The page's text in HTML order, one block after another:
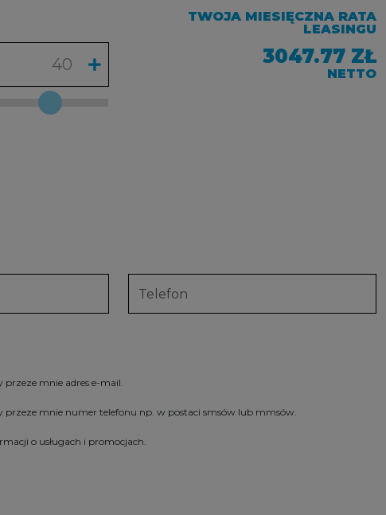
TWOJA MIESIĘCZNA RATA
LEASINGU
3047.77 ZŁ
NETTO
mnie adres e-mail.
przeze mnie numer telefonu np. w postaci smsów lub mmsów.
o usługach i promocjach.